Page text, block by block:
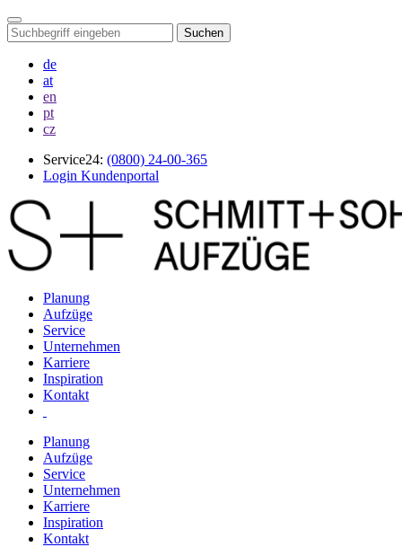
Suchen
de
at
en
pt
cz
Service24: (0800) 24-00-365
Login Kundenportal
Planung
Aufzüge
Service
Unternehmen
Karriere
Inspiration
Kontakt
Planung
Aufzüge
Service
Unternehmen
Karriere
Inspiration
Kontakt